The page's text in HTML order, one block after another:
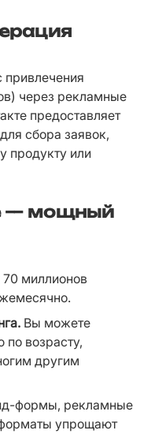
через рекламные
предоставляет
сбора заявок,
продукту или
— мощный
70 миллионов
Вы можете
по возрасту,
другим
формы, рекламные
упрощают